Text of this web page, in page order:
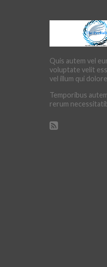
Quis autem vel
voluptate velit
vel illum qui
Temporibus
rerum